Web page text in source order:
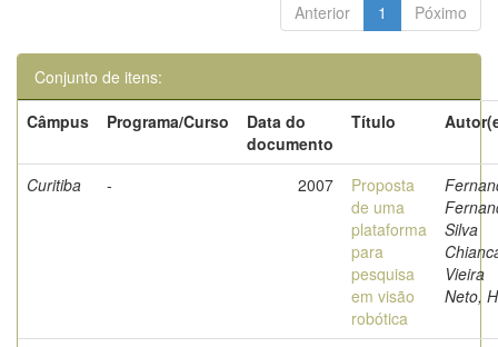
Anterior 1 Póximo
Conjunto de itens:
Câmpus
Programa/Curso
Data do
documento
Título
Curitiba - 2007
Proposta
de uma
plataforma
para
pesquisa
em visão
robótica
Silva
Vieira
Neto,